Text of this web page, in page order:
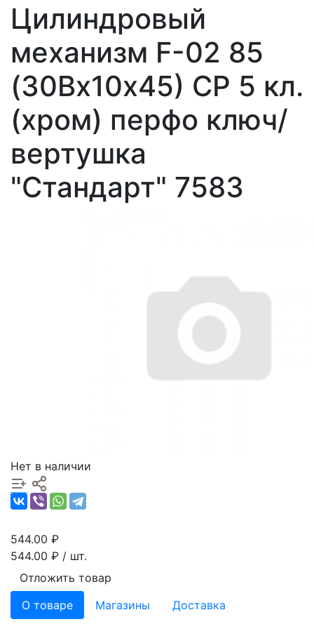
Цилиндровый
механизм F-02 85
(30Вх10х45) CР 5 кл.
(хром) перфо ключ/
вертушка
"Стандарт" 7583
Нет в наличии
544.00 ₽
544.00 ₽ / шт.
Отложить товар
О товаре
Магазины Доставка